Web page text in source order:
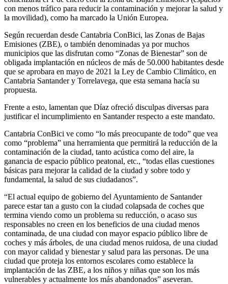
con menos tráfico para reducir la contaminación y mejorar la salud y
la movilidad), como ha marcado la Unión Europea.
Según recuerdan desde Cantabria ConBici, las Zonas de Bajas
Emisiones (ZBE), o también denominadas ya por muchos
municipios que las disfrutan como “Zonas de Bienestar” son de
obligada implantación en núcleos de más de 50.000 habitantes desde
que se aprobara en mayo de 2021 la Ley de Cambio Climático, en
Cantabria Santander y Torrelavega, que esta semana hacía su
propuesta.
Frente a esto, lamentan que Díaz ofreció disculpas diversas para
justificar el incumplimiento en Santander respecto a este mandato.
Cantabria ConBici ve como “lo más preocupante de todo” que vea
como “problema” una herramienta que permitirá la reducción de la
contaminación de la ciudad, tanto acústica como del aire, la
ganancia de espacio público peatonal, etc., “todas ellas cuestiones
básicas para mejorar la calidad de la ciudad y sobre todo y
fundamental, la salud de sus ciudadanos”.
“El actual equipo de gobierno del Ayuntamiento de Santander
parece estar tan a gusto con la ciudad colapsada de coches que
termina viendo como un problema su reducción, o acaso sus
responsables no creen en los beneficios de una ciudad menos
contaminada, de una ciudad con mayor espacio público libre de
coches y más árboles, de una ciudad menos ruidosa, de una ciudad
con mayor calidad y bienestar y salud para las personas. De una
ciudad que proteja los entornos escolares como establece la
implantación de las ZBE, a los niños y niñas que son los más
vulnerables y actualmente los más abandonados” aseveran.